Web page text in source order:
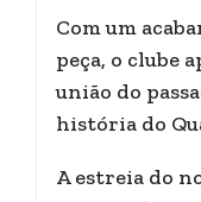
Com um
peça, o clube
união do
história do
A estreia do